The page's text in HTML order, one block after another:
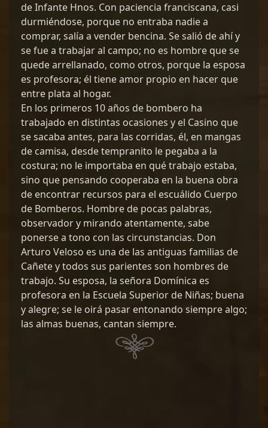
de Infante Hnos. Con paciencia franciscana, casi
durmiéndose, porque no entraba nadie a
comprar, salía a vender bencina. Se salió de ahí y
se fue a trabajar al campo; no es hombre que se
quede arrellanado, como otros, porque la esposa
es profesora; él tiene amor propio en hacer que
entre plata al hogar.
En los primeros 10 años de bombero ha
trabajado en distintas ocasiones y el Casino que
se sacaba antes, para las corridas, él, en mangas
de camisa, desde tempranito le pegaba a la
costura; no le importaba en qué trabajo estaba,
sino que pensando cooperaba en la buena obra
de encontrar recursos para el escuálido Cuerpo
de Bomberos. Hombre de pocas palabras,
observador y mirando atentamente, sabe
ponerse a tono con las circunstancias. Don
Arturo Veloso es una de las antiguas familias de
Cañete y todos sus parientes son hombres de
trabajo. Su esposa, la señora Domínica es
profesora en la Escuela Superior de Niñas; buena
y alegre; se le oirá pasar entonando siempre algo;
las almas buenas, cantan siempre.